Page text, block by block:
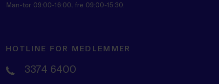
Man-tor 09:00-16:00, fre 09:00-15:30.
HOTLINE FOR MEDLEMMER
3374 6400